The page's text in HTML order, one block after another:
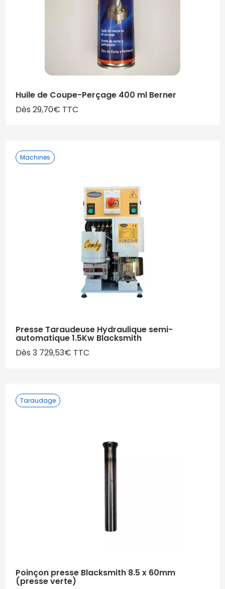
Huile de Coupe-Perçage 400 ml Berner
Dès 29,70€ TTC
Machines
Presse Taraudeuse Hydraulique semi-
automatique 1.5Kw Blacksmith
Dès 3 729,53€ TTC
Taraudage
Poinçon presse Blacksmith 8.5 x 60mm
(presse verte)